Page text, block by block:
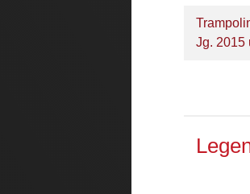
Jg. 2015